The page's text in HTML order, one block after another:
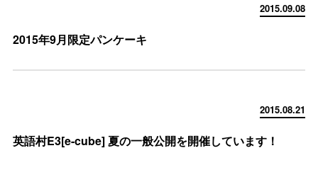
2015.09.08
2015年9月限定パンケーキ
2015.08.21
英語村E3[e-cube] 夏の一般公開を開催しています！